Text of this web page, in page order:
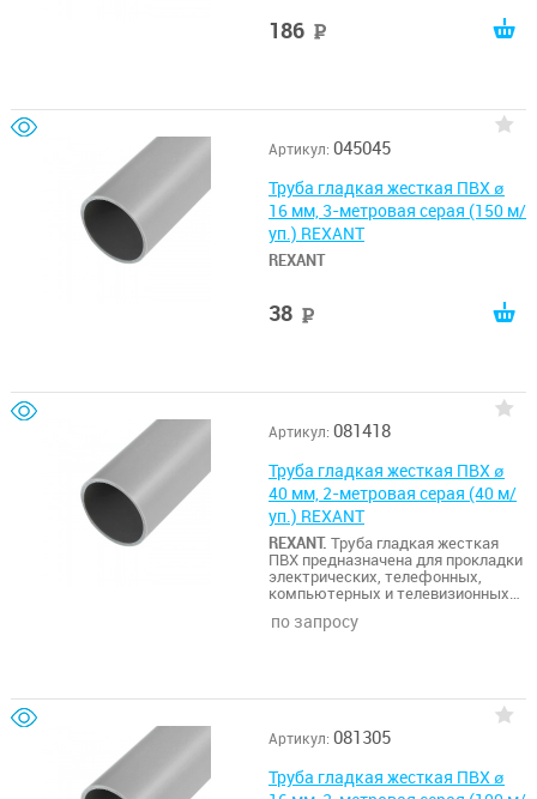
186
Артикул: 045045
Труба гладкая жесткая ПВХ ø
16 мм, 3-метровая серая (150 м/
уп.) REXANT
REXANT
38
Артикул: 081418
Труба гладкая жесткая ПВХ ø
40 мм, 2-метровая серая (40 м/
уп.) REXANT
REXANT. Труба гладкая жесткая
ПВХ предназначена для прокладки
электрических, телефонных,
компьютерных и телевизионных
изолированными проводами,
несгораемых и трудносгораемых
помещений, так и на открытом
воздухе, под навесом, в
ультрафиолета и атмосферных
осадков. Монолитное
по запросу
Артикул: 081305
Труба гладкая жесткая ПВХ ø